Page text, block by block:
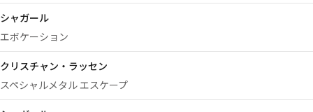
シャガール
エボケーション
クリスチャン・ラッセン
スペシャルメタル エスケープ